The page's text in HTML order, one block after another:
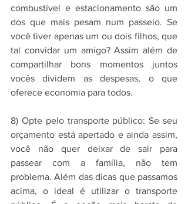
combustível e estacionamento são um
dos que mais pesam num passeio. Se
você tiver apenas um ou dois filhos, que
tal convidar um amigo? Assim além de
compartilhar bons momentos juntos
vocês dividem as despesas, o que
oferece economia para todos.
8) Opte pelo transporte público: Se seu
orçamento está apertado e ainda assim,
você não quer deixar de sair para
passear com a família, não tem
problema. Além das dicas que passamos
acima, o ideal é utilizar o transporte